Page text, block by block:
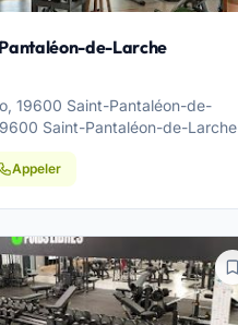
de-Larche
19600 Saint-Pantaléon-de-
Saint-Pantaléon-de-Larche
Appeler